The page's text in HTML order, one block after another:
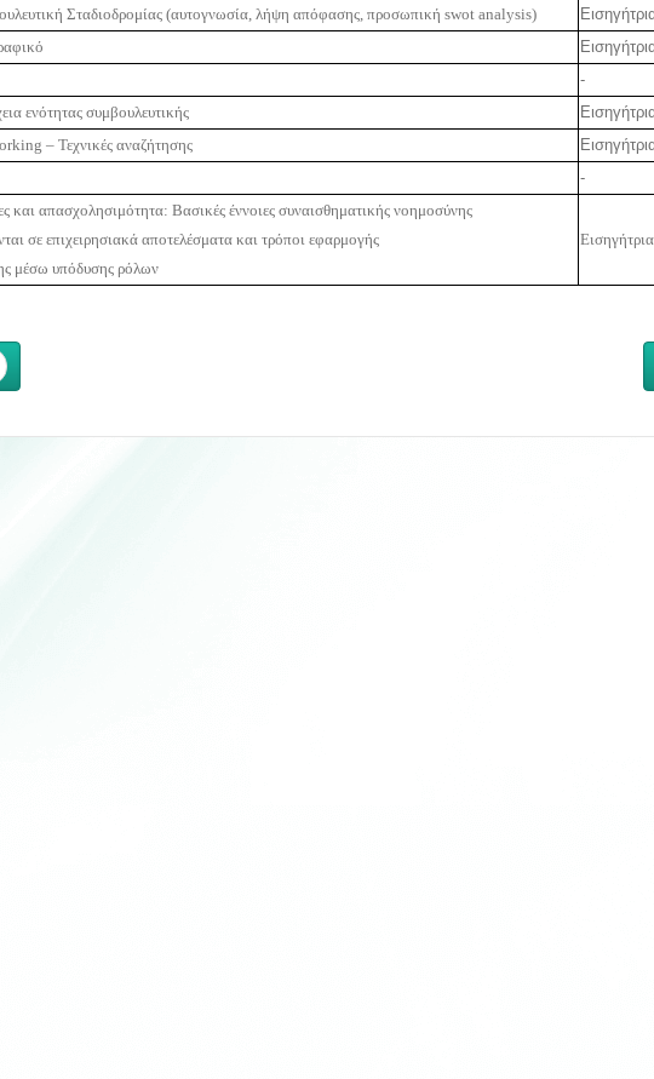
Σταδιοδρομίας (αυτογνωσία, λήψη απόφασης, προσωπική swot analysis)
-
ενότητας συμβουλευτικής
– Τεχνικές αναζήτησης
-
και απασχολησιμότητα: Βασικές έννοιες συναισθηματικής νοημοσύνης
σε επιχειρησιακά αποτελέσματα και τρόποι εφαρμογής
μέσω υπόδυσης ρόλων